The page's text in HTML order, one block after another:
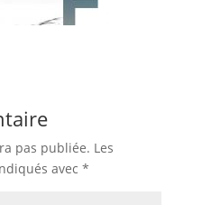
pas publiée. Les
avec *